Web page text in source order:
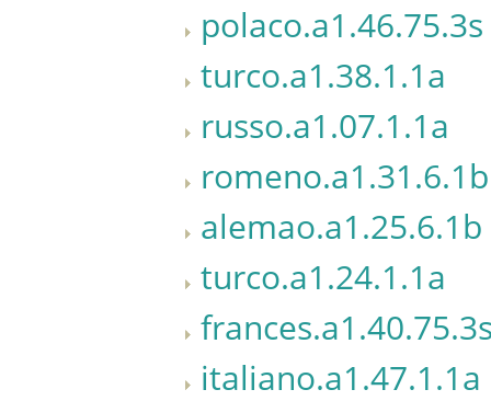
polaco.a1.46.75.3s
turco.a1.38.1.1a
russo.a1.07.1.1a
romeno.a1.31.6.1b
alemao.a1.25.6.1b
turco.a1.24.1.1a
italiano.a1.47.1.1a